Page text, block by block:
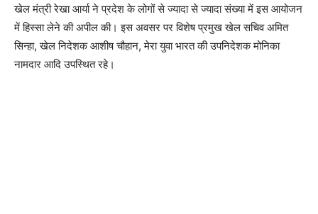
खेल मंत्री रेखा आर्या ने प्रदेश के लोगों से ज्यादा से ज्यादा संख्या में इस आयोजन
में हिस्सा लेने की अपील की। इस अवसर पर विशेष प्रमुख खेल सचिव अमित
सिन्हा, खेल निदेशक आशीष चौहान, मेरा युवा भारत की उपनिदेशक मोनिका
नामदार आदि उपस्थित रहे।